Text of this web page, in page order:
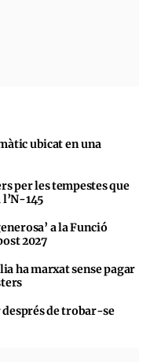
ubicat en una
per les tempestes que
145
a la Funció
2027
ha marxat sense pagar
després de trobar-se